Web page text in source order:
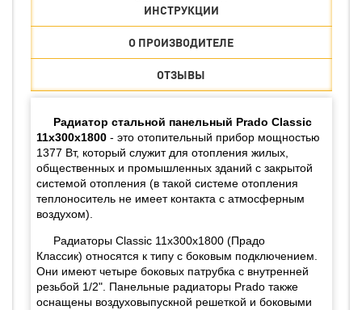
ИНСТРУКЦИИ
О ПРОИЗВОДИТЕЛЕ
ОТЗЫВЫ
Радиатор стальной панельный Prado Classic
11х300х1800 - это отопительный прибор мощностью
1377 Вт, который служит для отопления жилых,
общественных и промышленных зданий с закрытой
системой отопления (в такой системе отопления
теплоноситель не имеет контакта с атмосферным
воздухом).
Радиаторы Classic 11х300х1800 (Прадо
Классик) относятся к типу с боковым подключением.
Они имеют четыре боковых патрубка с внутренней
резьбой 1/2". Панельные радиаторы Prado также
оснащены воздуховыпускной решеткой и боковыми